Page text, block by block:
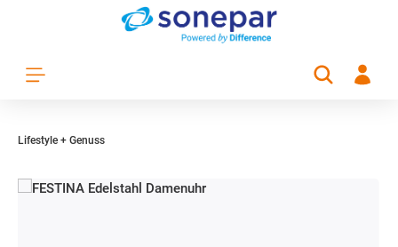
Zum Hauptinhalt springen
Lifestyle + Genuss